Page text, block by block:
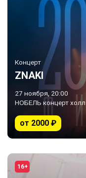
Концерт
ZNAKI
27 ноября, 20:00
НОБЕЛЬ концерт
от 2000 ₽
16+